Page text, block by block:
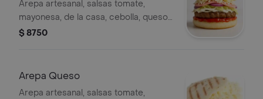
Arepa artesanal, salsas tomate,
mayonesa, de la casa, cebolla, queso
costeño, jamón cunit, ripio
$ 8750
Arepa Queso
Arepa artesanal, salsas tomate,